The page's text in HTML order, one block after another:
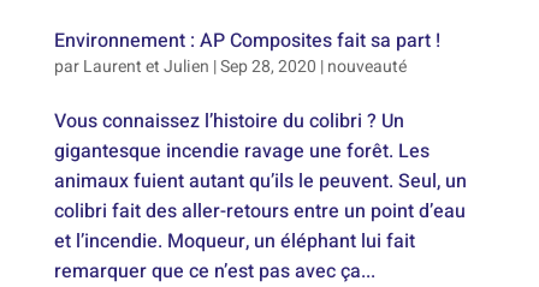
Environnement : AP Composites fait sa part !
parLaurent et Julien |Sep 28, 2020 |nouveauté
Vous connaissez l’histoire du colibri ? Un
gigantesque incendie ravage une forêt. Les
animaux fuient autant qu’ils le peuvent. Seul, un
colibri fait des aller-retours entre un point d’eau
et l’incendie. Moqueur, un éléphant lui fait
remarquer que ce n’est pas avec ça...